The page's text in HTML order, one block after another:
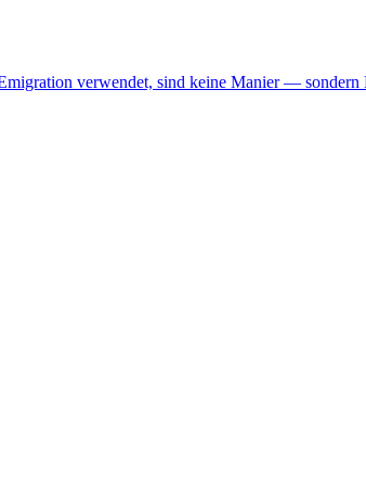
verwendet, sind keine Manier —